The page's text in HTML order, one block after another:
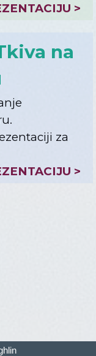
>
na
za
>